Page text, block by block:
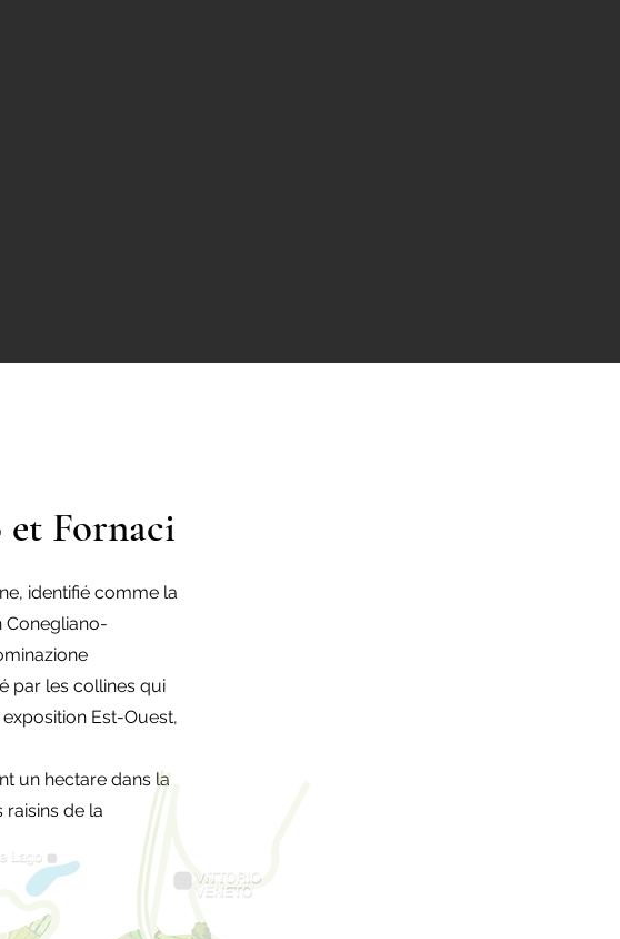
et Fornaci
identifié comme la
Conegliano-
par les collines qui
Est-Ouest,
un hectare dans la
raisins de la